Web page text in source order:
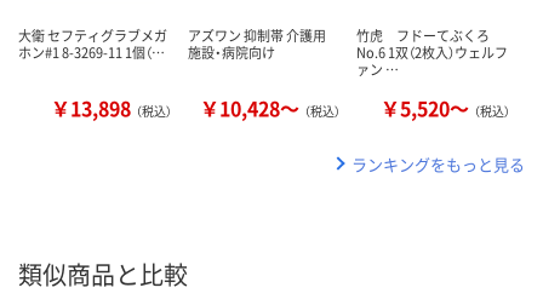
大衛 セフティグラブメガ
ホン#1 8-3269-11 1個（…
￥13,898 （税込）
アズワン 抑制帯 介護用
施設・病院向け
￥10,428～ （税込）
竹虎 フドーてぶくろ
No.6 1双（2枚入）ウェルフ
ァン …
￥5,520～ （税込）
ランキングをもっと見る
類似商品と比較